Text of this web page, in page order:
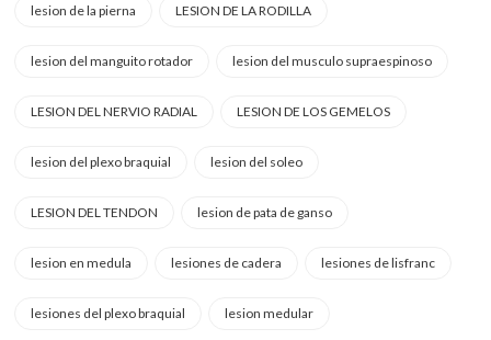
lesion de la pierna LESION DE LA RODILLA
lesion del manguito rotador lesion del musculo supraespinoso
LESION DEL NERVIO RADIAL LESION DE LOS GEMELOS
lesion del plexo braquial lesion del soleo
LESION DEL TENDON lesion de pata de ganso
lesion en medula lesiones de cadera lesiones de lisfranc
lesiones del plexo braquial lesion medular